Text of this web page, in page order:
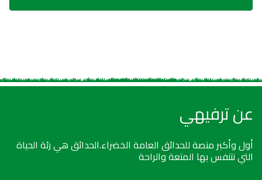
عن ترفيهي
أول وأكبر منصة للحدائق العامة الخضراء.الحدائق هي رئة الحياة
التي نتنفس بها المتعة والراحة